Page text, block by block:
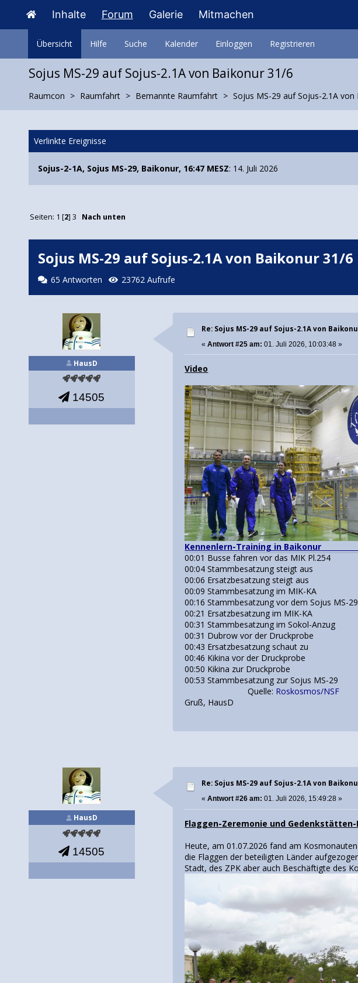
Inhalte Forum Galerie Mitmachen
Übersicht Hilfe Suche Kalender Einloggen Registrieren
Sojus MS-29 auf Sojus-2.1A von Baikonur 31/6
Raumcon Raumfahrt Bemannte Raumfahrt Sojus MS-29 auf Sojus-2.1A von
Verlinkte Ereignisse
Sojus-2-1A, Sojus MS-29, Baikonur, 16:47 MESZ: 14. Juli 2026
Seiten: 1 [2]3 Nach unten
Sojus MS-29 auf Sojus-2.1A von Baikonur 31/6
65 Antworten 23762 Aufrufe
HausD
14505
Re: Sojus MS-29 auf Sojus-2.1A von
«Antwort #25 am: 01. Juli 2026, 10:03:48 »
Video
Kennenlern-Training in Baikonur
00:01 Busse fahren vor das MIK Pl.254
00:04 Stammbesatzung steigt aus
00:06 Ersatzbesatzung steigt aus
00:09 Stammbesatzung im MIK-KA
00:16 Stammbesatzung vor dem Sojus MS-29
00:21 Ersatzbesatzung im MIK-KA
00:31 Stammbesatzung im Sokol-Anzug
00:31 Dubrow vor der Druckprobe
00:43 Ersatzbesatzung schaut zu
00:46 Kikina vor der Druckprobe
00:50 Kikina zur Druckprobe
00:53 Stammbesatzung zur Sojus MS-29
Quelle: Roskosmos/NSF
Gruß, HausD
HausD
14505
Re: Sojus MS-29 auf Sojus-2.1A von
«Antwort #26 am: 01. Juli 2026, 15:49:28 »
Flaggen-Zeremonie und Gedenkstätten-
Heute, am 01.07.2026 fand am
die Flaggen der beteiligten Länder
Stadt, des ZPK aber auch Beschäftigte des